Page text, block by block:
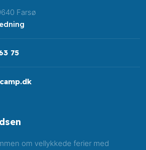
Farsø
75
om vellykkede ferier med